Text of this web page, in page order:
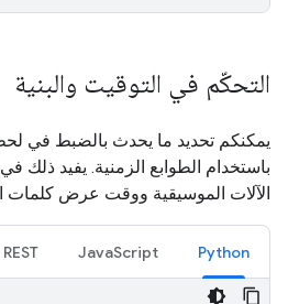
التحكّم في التوقيت والبنية
يمكنكم تحديد ما يحدث بالضبط في
باستخدام الطوابع الزمنية. يفيد
الآلات الموسيقية ووقت عرض كلمات
Python
JavaScript
REST